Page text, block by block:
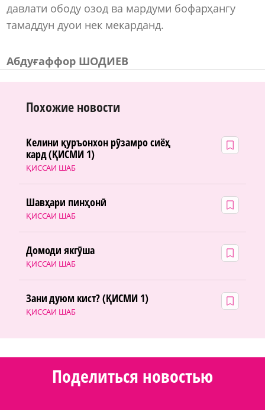
давлати ободу озод ва мардуми бофарҳангу
тамаддун дуои нек мекарданд.
Абдуғаффор ШОДИЕВ
Похожие новости
ҚИССАИ ШАБ
Келини қуръонхон рӯзамро сиёҳ
кард (ҚИСМИ 1)
ҚИССАИ ШАБ
Шавҳари пинҳонӣ
ҚИССАИ ШАБ
Домоди якгӯша
ҚИССАИ ШАБ
Зани дуюм кист? (ҚИСМИ 1)
Поделиться новостью